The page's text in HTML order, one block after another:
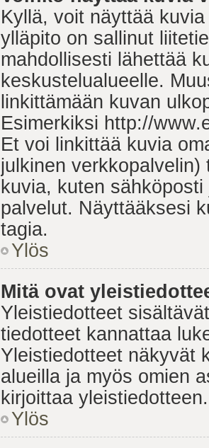
Kyllä, voit näyttää
ylläpito on sallinut
mahdollisesti lähettää
keskustelualueelle.
linkittämään kuvan
Esimerkiksi http://
Et voi linkittää kuvia
julkinen
kuvia, kuten
palvelut. Näyttääksesi
tagia.
Ylös
Mitä ovat
Yleistiedotteet
tiedotteet kannattaa
Yleistiedotteet näkyvät
alueilla ja myös omien
kirjoittaa
Ylös